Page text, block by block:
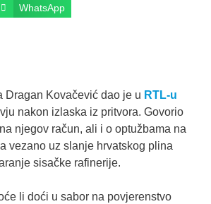
WhatsApp
Dragan Kovačević dao je u RTL-u
nakon izlaska iz pritvora. Govorio
njegov račun, ali i o optužbama na
vezano uz slanje hrvatskog plina
sisačke rafinerije.
li doći u sabor na povjerenstvo